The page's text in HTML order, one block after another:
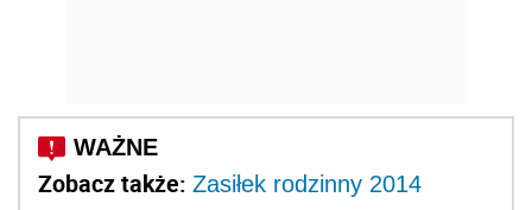
Zobacz także: Zasiłek rodzinny 2014